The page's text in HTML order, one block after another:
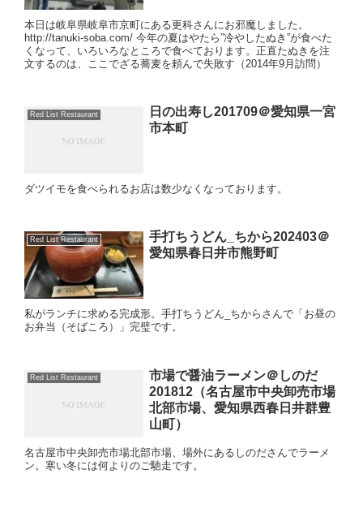
本日は岐阜県岐阜市京町にある更科さんにお邪魔しました。
http://tanuki-soba.com/ 今年の夏はやたら”冷やしたぬき”が食べた
くなって、いろいろなところで食べております。正直たぬきを注
文するのは、ここでざる蕎麦を頼んで失敗す（2014年9月訪問）
Red List Restaurant
日の出寿し201709＠愛知県一宮
市本町
ダツイモを食べられるお店は数少なくなっております。
Red List Restaurant
手打ちうどん_ちから202403＠
愛知県春日井市熊野町
私がランチに求める完成形。手打ちうどん_ちからさんで「お昼の
お弁当（そばころ）」完璧です。
Red List Restaurant
市場で醤油ラーメン＠しのだ
201812（名古屋市中央卸売市場
北部市場、愛知県西春日井群豊
山町）
名古屋市中央卸売市場北部市場、場外にあるしのださんでラーメ
ン。寒い冬には何よりのご馳走です。